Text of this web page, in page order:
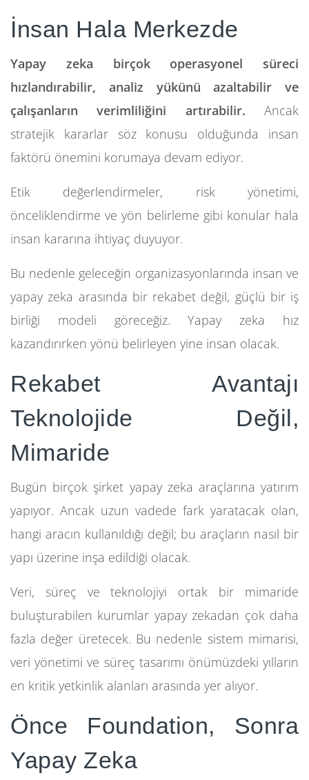
İnsan Hala Merkezde
Yapay zeka birçok operasyonel süreci
hızlandırabilir, analiz yükünü azaltabilir ve
çalışanların verimliliğini artırabilir. Ancak
stratejik kararlar söz konusu olduğunda insan
faktörü önemini korumaya devam ediyor.
Etik değerlendirmeler, risk yönetimi,
önceliklendirme ve yön belirleme gibi konular hala
insan kararına ihtiyaç duyuyor.
Bu nedenle geleceğin organizasyonlarında insan ve
yapay zeka arasında bir rekabet değil, güçlü bir iş
birliği modeli göreceğiz. Yapay zeka hız
kazandırırken yönü belirleyen yine insan olacak.
Rekabet Avantajı
Teknolojide Değil,
Mimaride
Bugün birçok şirket yapay zeka araçlarına yatırım
yapıyor. Ancak uzun vadede fark yaratacak olan,
hangi aracın kullanıldığı değil; bu araçların nasıl bir
yapı üzerine inşa edildiği olacak.
Veri, süreç ve teknolojiyi ortak bir mimaride
buluşturabilen kurumlar yapay zekadan çok daha
fazla değer üretecek. Bu nedenle sistem mimarisi,
veri yönetimi ve süreç tasarımı önümüzdeki yılların
en kritik yetkinlik alanları arasında yer alıyor.
Önce Foundation, Sonra
Yapay Zeka